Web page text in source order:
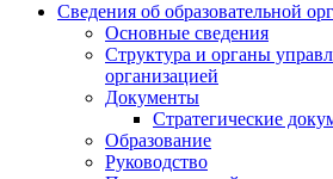
Сведения об образовательной
Основные сведения
Структура и органы
организацией
Документы
Стратегические
Образование
Руководство